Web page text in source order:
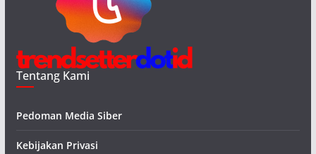
Tentang Kami
Pedoman Media Siber
Kebijakan Privasi